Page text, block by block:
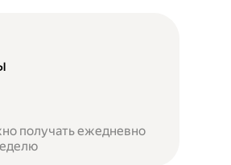
получать ежедневно